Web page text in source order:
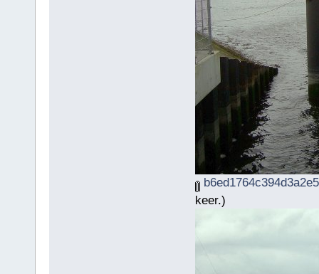
keer.)